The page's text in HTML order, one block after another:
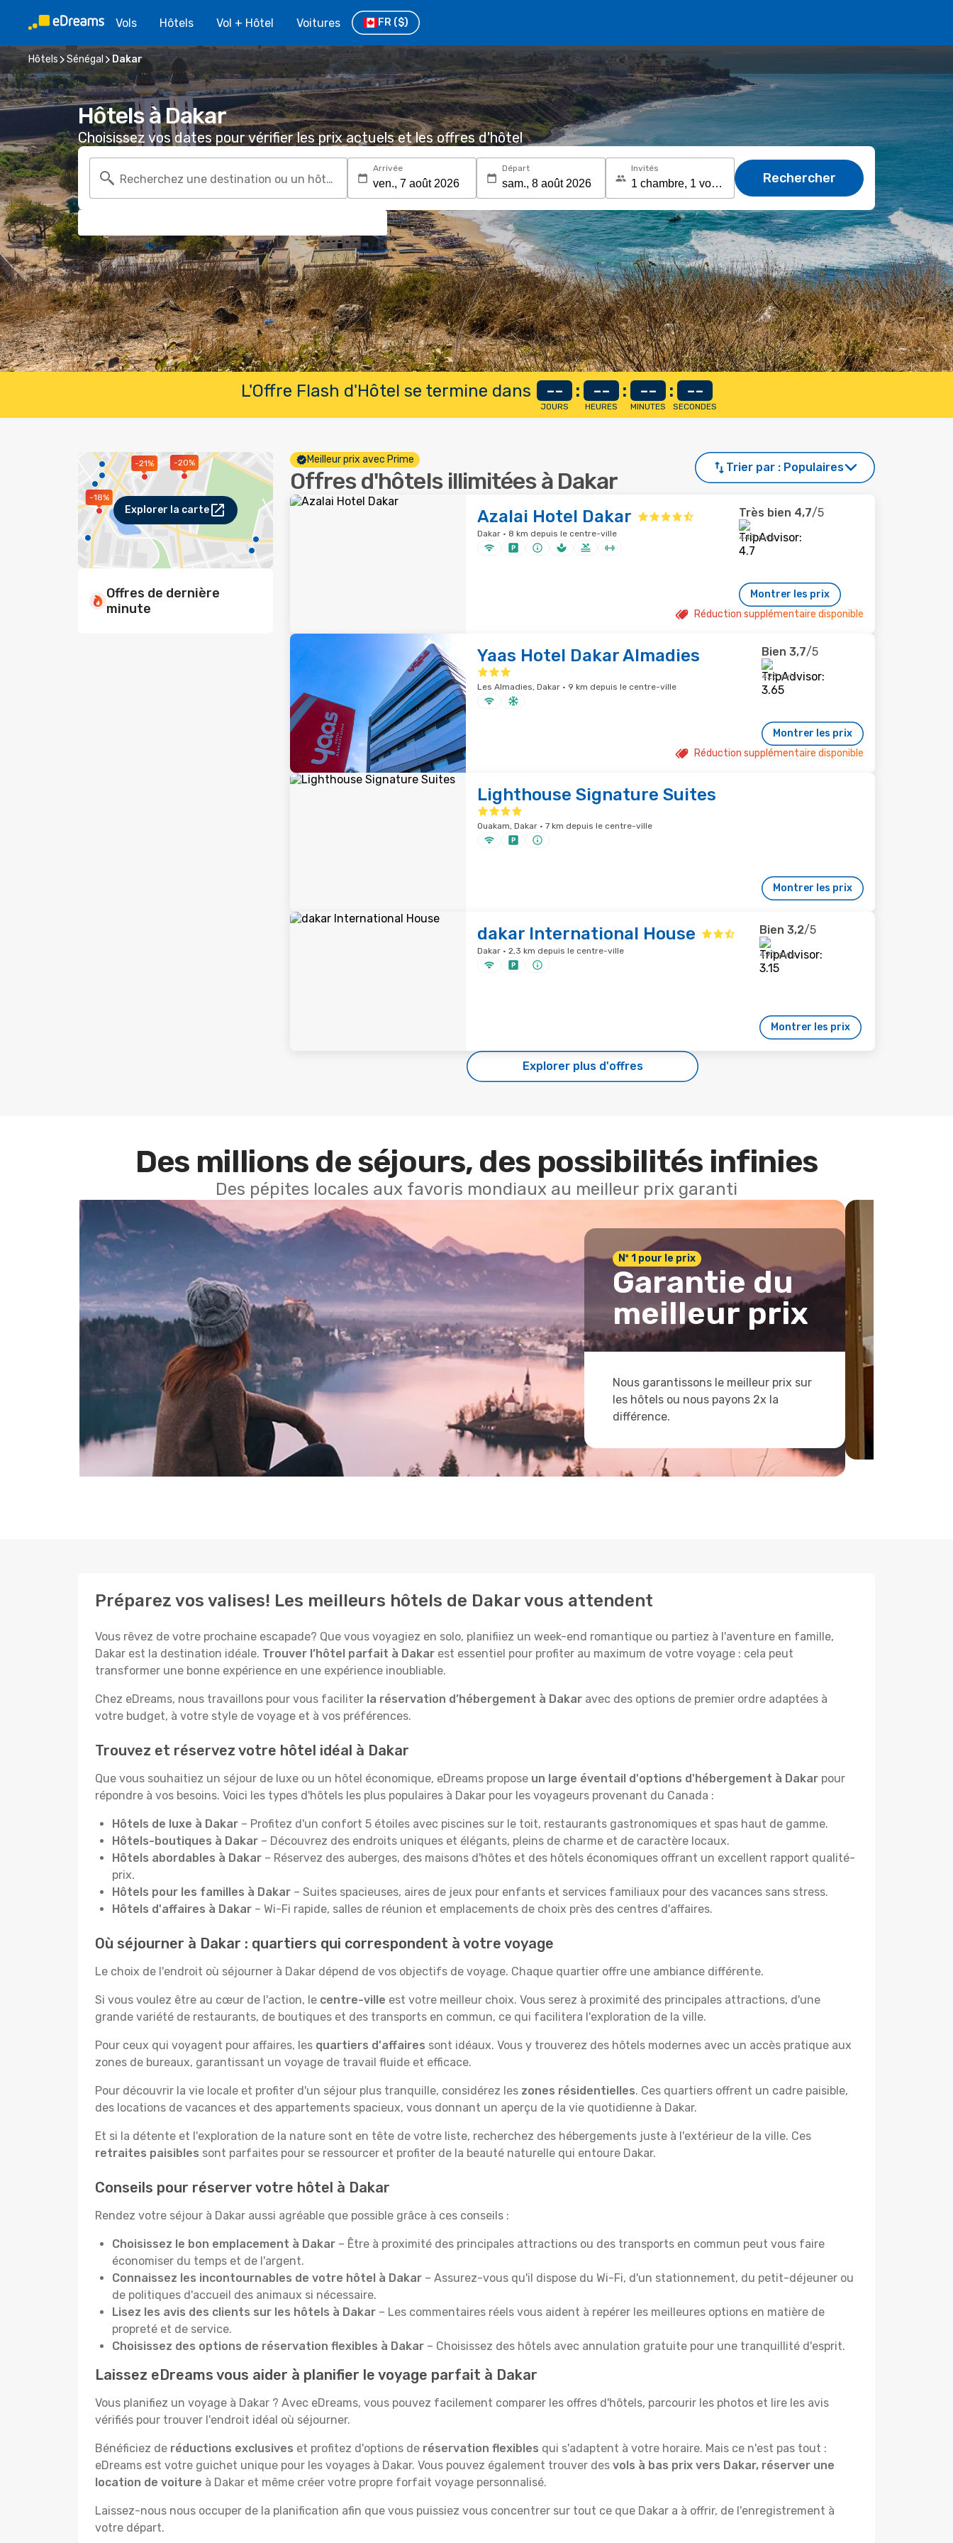
Vols Hôtels Vol + Hôtel Voitures FR ($)
Hôtels Sénégal Dakar
Hôtels à Dakar
Choisissez vos dates pour vérifier les prix actuels et les offres d'hôtel
Recherchez une destination ou un hôtel
Arrivée Départ Invités
Rechercher
L'Offre Flash d'Hôtel se termine dans --
JOURS
: --
HEURES
: --
MINUTES
: --
SECONDES
-20%
-21%
-18%
Explorer la carte
Offres de dernière
minute
Meilleur prix avec Prime
Offres d'hôtels illimitées à Dakar
Trier par : Populaires
Azalai Hotel Dakar
Dakar · 8 km depuis le centre-ville
Très bien 4,7/5
443 avis
Montrer les prix
Réduction supplémentaire disponible
Yaas Hotel Dakar Almadies
Les Almadies, Dakar · 9 km depuis le centre-ville
Bien 3,7/5
423 avis
Montrer les prix
Réduction supplémentaire disponible
Lighthouse Signature Suites
Ouakam, Dakar · 7 km depuis le centre-ville
Montrer les prix
dakar International House
Dakar · 2,3 km depuis le centre-ville
Bien 3,2/5
490 avis
Montrer les prix
Explorer plus d'offres
Des millions de séjours, des possibilités infinies
Des pépites locales aux favoris mondiaux au meilleur prix garanti
Nº 1 pour le prix
Garantie du
meilleur prix
Nous garantissons le meilleur prix sur
les hôtels ou nous payons 2x la
différence.
Préparez vos valises! Les meilleurs hôtels de Dakar vous attendent
Vous rêvez de votre prochaine escapade? Que vous voyagiez en solo, planifiiez un week-end romantique ou partiez à l'aventure en famille,
Dakar est la destination idéale. Trouver l’hôtel parfait à Dakar est essentiel pour profiter au maximum de votre voyage : cela peut
transformer une bonne expérience en une expérience inoubliable.
Chez eDreams, nous travaillons pour vous faciliter la réservation d’hébergement à Dakar avec des options de premier ordre adaptées à
votre budget, à votre style de voyage et à vos préférences.
Trouvez et réservez votre hôtel idéal à Dakar
Que vous souhaitiez un séjour de luxe ou un hôtel économique, eDreams propose un large éventail d'options d'hébergement à Dakar pour
répondre à vos besoins. Voici les types d'hôtels les plus populaires à Dakar pour les voyageurs provenant du Canada :
Hôtels de luxe à Dakar – Profitez d'un confort 5 étoiles avec piscines sur le toit, restaurants gastronomiques et spas haut de gamme.
Hôtels-boutiques à Dakar – Découvrez des endroits uniques et élégants, pleins de charme et de caractère locaux.
Hôtels abordables à Dakar – Réservez des auberges, des maisons d'hôtes et des hôtels économiques offrant un excellent rapport qualité-
prix.
Hôtels pour les familles à Dakar – Suites spacieuses, aires de jeux pour enfants et services familiaux pour des vacances sans stress.
Hôtels d'affaires à Dakar – Wi-Fi rapide, salles de réunion et emplacements de choix près des centres d'affaires.
Où séjourner à Dakar : quartiers qui correspondent à votre voyage
Le choix de l'endroit où séjourner à Dakar dépend de vos objectifs de voyage. Chaque quartier offre une ambiance différente.
Si vous voulez être au cœur de l'action, le centre-ville est votre meilleur choix. Vous serez à proximité des principales attractions, d'une
grande variété de restaurants, de boutiques et des transports en commun, ce qui facilitera l'exploration de la ville.
Pour ceux qui voyagent pour affaires, les quartiers d'affaires sont idéaux. Vous y trouverez des hôtels modernes avec un accès pratique aux
zones de bureaux, garantissant un voyage de travail fluide et efficace.
Pour découvrir la vie locale et profiter d'un séjour plus tranquille, considérez les zones résidentielles. Ces quartiers offrent un cadre paisible,
des locations de vacances et des appartements spacieux, vous donnant un aperçu de la vie quotidienne à Dakar.
Et si la détente et l'exploration de la nature sont en tête de votre liste, recherchez des hébergements juste à l'extérieur de la ville. Ces
retraites paisibles sont parfaites pour se ressourcer et profiter de la beauté naturelle qui entoure Dakar.
Conseils pour réserver votre hôtel à Dakar
Rendez votre séjour à Dakar aussi agréable que possible grâce à ces conseils :
Choisissez le bon emplacement à Dakar – Être à proximité des principales attractions ou des transports en commun peut vous faire
économiser du temps et de l'argent.
Connaissez les incontournables de votre hôtel à Dakar – Assurez-vous qu'il dispose du Wi-Fi, d'un stationnement, du petit-déjeuner ou
de politiques d'accueil des animaux si nécessaire.
Lisez les avis des clients sur les hôtels à Dakar – Les commentaires réels vous aident à repérer les meilleures options en matière de
propreté et de service.
Choisissez des options de réservation flexibles à Dakar – Choisissez des hôtels avec annulation gratuite pour une tranquillité d'esprit.
Laissez eDreams vous aider à planifier le voyage parfait à Dakar
Vous planifiez un voyage à Dakar ? Avec eDreams, vous pouvez facilement comparer les offres d'hôtels, parcourir les photos et lire les avis
vérifiés pour trouver l'endroit idéal où séjourner.
Bénéficiez de réductions exclusives et profitez d'options de réservation flexibles qui s'adaptent à votre horaire. Mais ce n'est pas tout :
eDreams est votre guichet unique pour les voyages à Dakar. Vous pouvez également trouver des vols à bas prix vers Dakar, réserver une
location de voiture à Dakar et même créer votre propre forfait voyage personnalisé.
Laissez-nous nous occuper de la planification afin que vous puissiez vous concentrer sur tout ce que Dakar a à offrir, de l'enregistrement à
votre départ.